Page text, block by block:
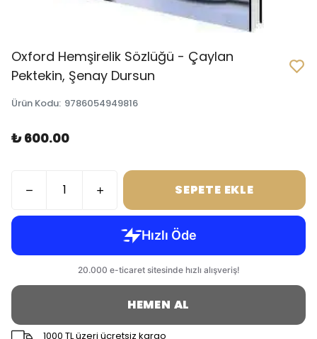
Oxford Hemşirelik Sözlüğü - Çaylan
Pektekin, Şenay Dursun
Ürün Kodu: 9786054949816
₺ 600.00
SEPETE EKLE
HEMEN AL
1000 TL üzeri ücretsiz kargo